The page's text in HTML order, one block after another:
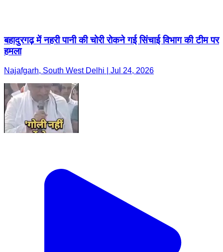
बहादुरगढ़ में नहरी पानी की चोरी रोकने गई सिंचाई विभाग की टीम पर
हमला
Najafgarh, South West Delhi | Jul 24, 2026